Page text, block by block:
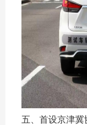
五、首设京津